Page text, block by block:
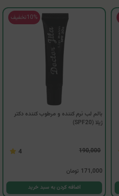
10%تخفیف
بالم لب نرم کننده و مرطوب کننده دکتر
ژیلا (SPF20)
190,000
4
171,000 تومان
اضافه کردن به سبد خرید